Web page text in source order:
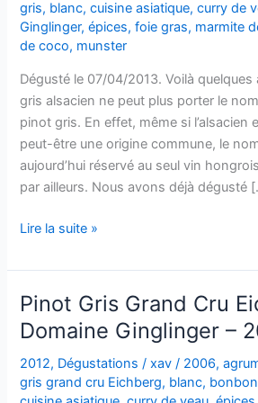
gris, blanc,cuisine asiatique,curry de
Ginglinger,épices,foie gras, marmite
de coco, munster
Dégusté le 07/04/2013. Voilà
gris alsacien ne peut plus porter le
pinot gris. En effet, même si l’alsacien
peut-être une origine commune, le
aujourd’hui réservé au seul vin
par ailleurs. Nous avons déjà dégusté
Alsace
Gris
–
Cuvée
des
Prélats
–
Lire la suite »
Pinot Gris Grand Cru
Domaine Ginglinger –
2012, Dégustations /xav/ 2006,
gris grand cru Eichberg, blanc,